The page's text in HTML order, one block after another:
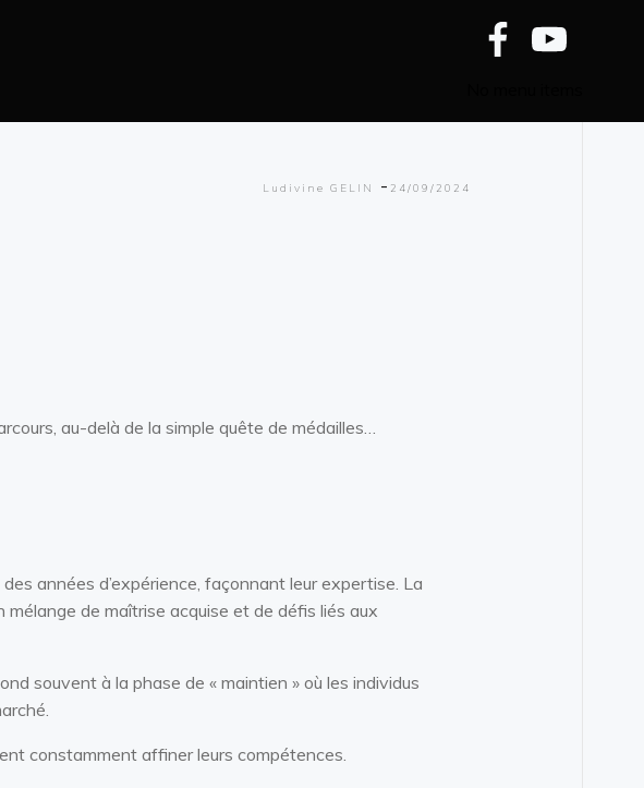
septembre 24, 2024
Ludivine GELIN - 24/09/2024
au-delà de la simple quête de médailles…
années d’expérience, façonnant leur expertise. La
de maîtrise acquise et de défis liés aux
souvent à la phase de « maintien » où les individus
constamment affiner leurs compétences.